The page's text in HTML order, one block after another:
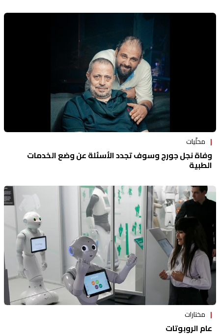
محلّيات
وفاة نجل جورج وسوف تجدد الأسئلة عن وضع الخدمات
الطبية
مختارات
عام الروبوتات